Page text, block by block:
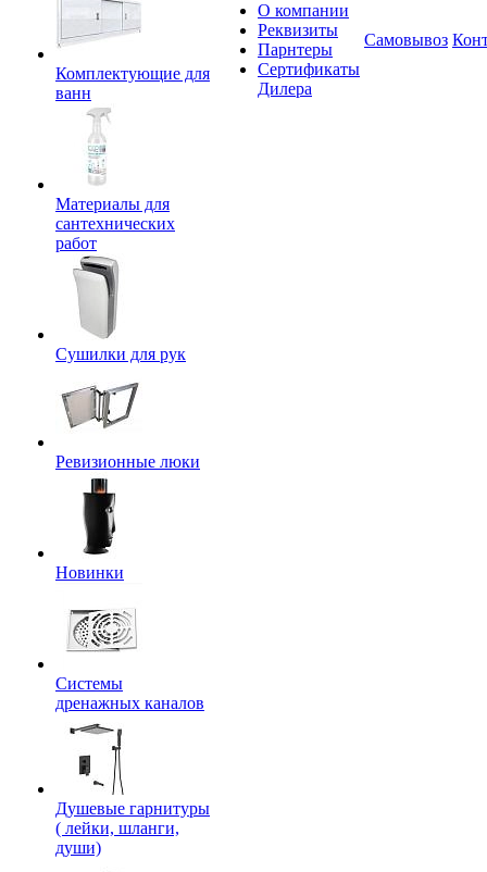
Комплектующие для
ванн
Материалы для
сантехнических
работ
Сушилки для рук
Ревизионные люки
Новинки
Системы
дренажных каналов
Душевые гарнитуры
( лейки, шланги,
души)
О компании
Реквизиты
Парнтеры
Сертификаты
Дилера
Самовывоз